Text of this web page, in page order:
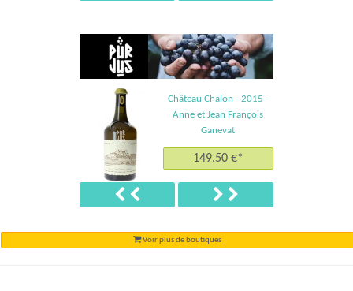
Château Chalon - 2015 -
Anne et Jean François
Ganevat
149.50 €*
Précédent Suivant
Voir plus de boutiques